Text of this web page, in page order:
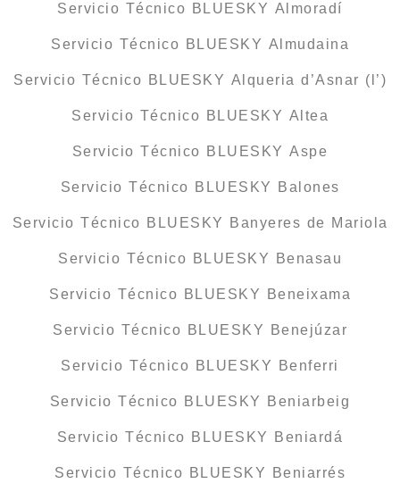
Servicio Técnico BLUESKY Almoradí
Servicio Técnico BLUESKY Almudaina
Servicio Técnico BLUESKY Alqueria d’Asnar (l’)
Servicio Técnico BLUESKY Altea
Servicio Técnico BLUESKY Aspe
Servicio Técnico BLUESKY Balones
Servicio Técnico BLUESKY Banyeres de Mariola
Servicio Técnico BLUESKY Benasau
Servicio Técnico BLUESKY Beneixama
Servicio Técnico BLUESKY Benejúzar
Servicio Técnico BLUESKY Benferri
Servicio Técnico BLUESKY Beniarbeig
Servicio Técnico BLUESKY Beniardá
Servicio Técnico BLUESKY Beniarrés